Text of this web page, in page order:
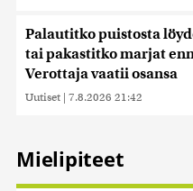
kerätty, kun olet käyttänyt
saatetaan myös siirtää
Palautitko puistosta
tai pakastitko marjat
Verottaja vaatii osansa
Uutiset | 7.8.2026 21:42
Mielipiteet